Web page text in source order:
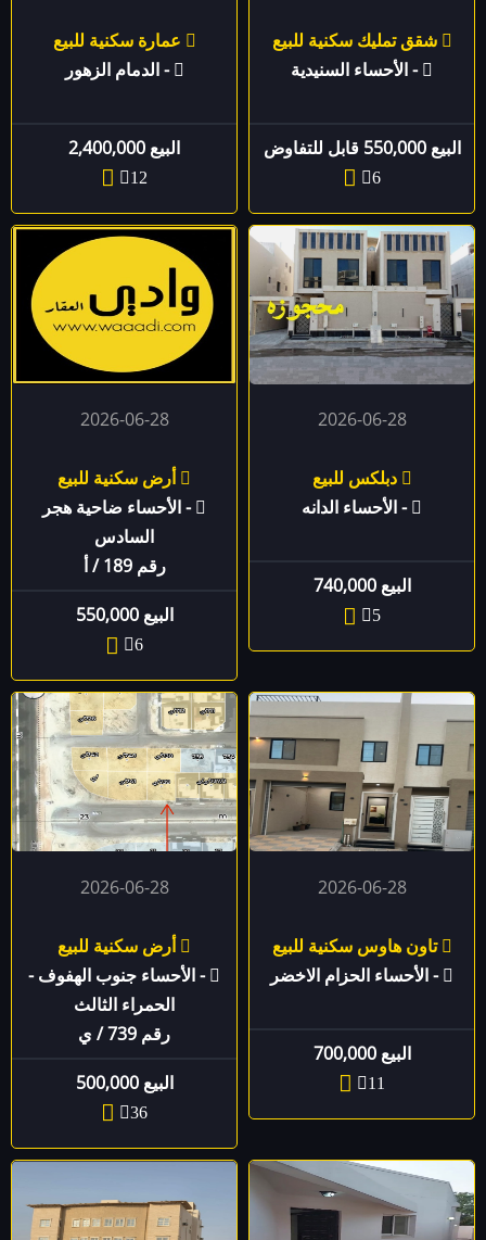
عمارة سكنية للبيع
- الدمام الزهور
البيع 2,400,000
12
شقق تمليك سكنية للبيع
- الأحساء السنيدية
البيع 550,000 قابل للتفاوض
6
2026-06-28
أرض سكنية للبيع
- الأحساء ضاحية هجر
السادس
رقم 189 / أ
البيع 550,000
6
2026-06-28
دبلكس للبيع
- الأحساء الدانه
البيع 740,000
5
2026-06-28
أرض سكنية للبيع
- الأحساء جنوب الهفوف -
الحمراء الثالث
رقم 739 / ي
البيع 500,000
36
2026-06-28
تاون هاوس سكنية للبيع
- الأحساء الحزام الاخضر
البيع 700,000
11